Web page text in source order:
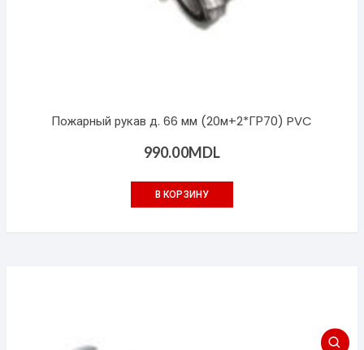
Пожарный рукав д. 66 мм (20м+2*ГР70) PVC
990.00MDL
В КОРЗИНУ